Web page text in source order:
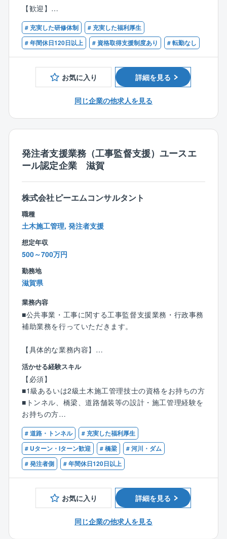
【多彩なプラント案件に携わることができる】
化学分野に限らず、電子材料・塗料・火薬など幅広い
業界の設備案件を担当。豊富な経験を積みながら技術
【エンジニアとして大きく成長できる環境】
近年は同社グループ外の案件も増加しており、様々な
ジェクト経験を通じて市場価値の高いスキルを身につ
【設計・施工管理の両方を経験することも可能】
設計のみ、施工管理のみといった役割に限定せず、本
人の能力・適性・経験に応じて、上流工程から現場ま
で幅広い業務に携わる機会があります。
設計力と施工マネジメント力の双方を磨きながら、技
術者としての成長を目指すことができます。
【裁量を持ってプロジェクトを推進】
設備更新や改造計画の立案段階から参画する機会も多
られます。
【同社の魅力】
技術力向上を応援する社風です。講習会や資格の受験
費用は会社負担です。
福利厚生も充実しております。定期健康診断や人間ド
ックを推進しています。
アットホームな職場で、親睦会など全社で交流もなさ
【強み】
◎官公庁、NEXCO、JRA(日本中央競馬会)と関係強
◎滋賀県本社、全国に20営業所を展開する総合建設コ
ンサルタントです。
資格取得志望者には、技術士やRCCMといった資格取
得について支援を行っており奨励金や資格手当を支
給。
【働き方】
◎年間休日124日/完全週休2日制度/WLB充実の環境
◎平均残業25時間/月と、残業時間削減に努めておりま
す。
【歓迎】
■測量士・測量士補
# 充実した研修体制
# 充実した福利厚生
# 年間休日120日以上
# 資格取得支援制度あり # 転勤なし
お気に入り 詳細を見る
同じ企業の他求人を見る
発注者支援業務（工事監督支援）ユースエ
ール認定企業 滋賀
株式会社ピーエムコンサルタント
職種
土木施工管理, 発注者支援
想定年収
500～700万円
勤務地
滋賀県
業務内容
■公共事業・工事に関する工事監督支援業務・行政事務
補助業務を行っていただきます。
【具体的な業務内容】
○発注者支援業務（工事監督支援業務）
・国や地方自治体など（以下「発注者」）が発注する
土木工事において、工事の監督補助を行うもので、発
注者を支援し、当該工事の円滑な履行および品質確保
を図る。
・工事受注者（ゼネコンなど）が行う施工管理（出来
形・品質・工程）の妥当性を確認し、発注者に報告す
る。
また工事の検査に立ち会い発注者の補助を行う。
○行政事務補助業務（調査設計資料作成・設計積算資料
作成業務）
・公共事業に関わる資料作成整理等を行うことにより
・工事発注に必要な契約図面・数量取り纏め、各種デ
活かせる経験スキル
【必須】
■1級あるいは2級土木施工管理技士の資格をお持ちの方
■トンネル、橋梁、道路舗装等の設計・施工管理経験を
お持ちの方
【歓迎】
■発注者支援業務の実務経験をお持ちの方
■AutoCADまたはV-nas（修正程度の作業能力でOK）
# 道路・トンネル
# 充実した福利厚生
# Uターン・Iターン歓迎
# 橋梁
# 河川・ダム
# 発注者側
# 年間休日120日以上
お気に入り 詳細を見る
同じ企業の他求人を見る